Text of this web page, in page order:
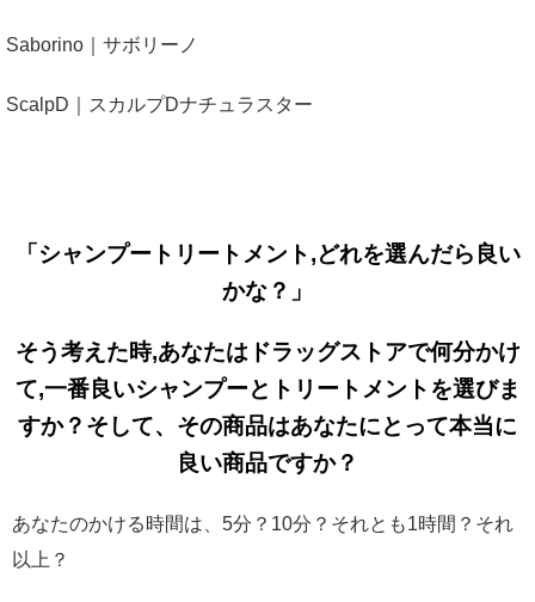
Saborino｜サボリーノ
ScalpD｜スカルプDナチュラスター
「シャンプートリートメント,どれを選んだら良い
かな？」
そう考えた時,あなたは ドラッグストアで何分かけ
て,一番良いシャンプーとトリートメントを選びま
すか？そして、その商品はあなたにとって本当に
良い商品ですか？
あなたのかける時間は、5分？10分？それとも1時間？それ
以上？